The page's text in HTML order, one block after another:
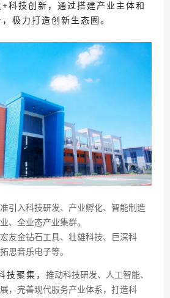
科技创新，通过搭建产业主体和
极力打造创新生态圈。
引入科技研发、产业孵化、智能制造
、全业态产业集群。
友金钻石工具、壮雄科技、巨深科
思音乐电子等。
技聚集， 推动科技研发、人工智能、
，完善现代服务产业体系，打造科